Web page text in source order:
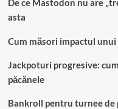
asta
Cum măsori impactul
Jackpoturi progresive:
păcănele
Bankroll pentru turnee de